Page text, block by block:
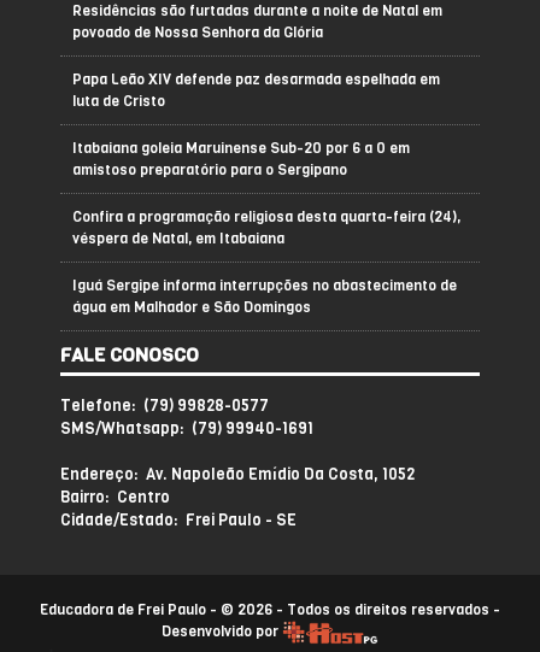
Residências são furtadas durante a noite de Natal em
povoado de Nossa Senhora da Glória
Papa Leão XIV defende paz desarmada espelhada em
luta de Cristo
Itabaiana goleia Maruinense Sub-20 por 6 a 0 em
amistoso preparatório para o Sergipano
Confira a programação religiosa desta quarta-feira (24),
véspera de Natal, em Itabaiana
Iguá Sergipe informa interrupções no abastecimento de
água em Malhador e São Domingos
FALE CONOSCO
Telefone: (79) 99828-0577
SMS/Whatsapp: (79) 99940-1691
Endereço: Av. Napoleão Emídio Da Costa, 1052
Bairro: Centro
Cidade/Estado: Frei Paulo - SE
Educadora de Frei Paulo - © 2026 - Todos os direitos reservados -
Desenvolvido por